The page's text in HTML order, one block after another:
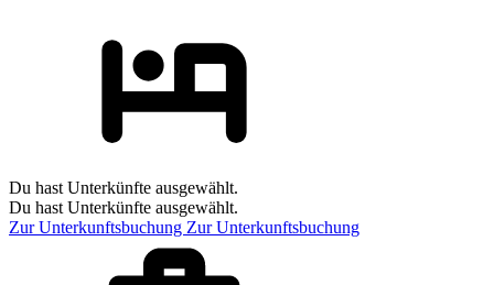
Du hast Unterkünfte ausgewählt.
Du hast Unterkünfte ausgewählt.
Zur Unterkunftsbuchung Zur Unterkunftsbuchung